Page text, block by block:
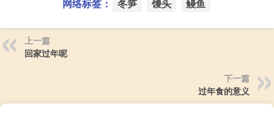
网络标签： 冬笋 馒头 鳗鱼
上一篇
回家过年呢
下一篇
过年食的意义